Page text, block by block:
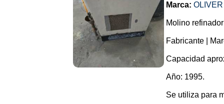
Marca:
Molino
Fabricante |
Capacidad
Año: 1995.
Se utiliza para